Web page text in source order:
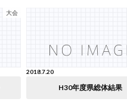
大会
2018.7.20
H30年度県総体結果